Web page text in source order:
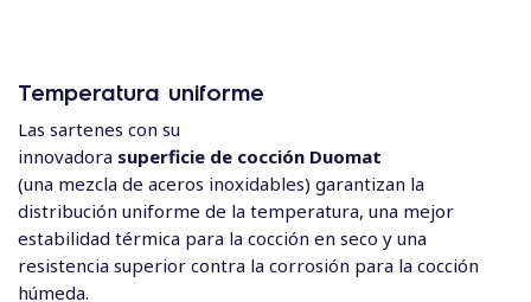
Temperatura uniforme
Las sartenes con su
innovadora superficie de cocción Duomat
(una mezcla de aceros inoxidables) garantizan la
distribución uniforme de la temperatura, una mejor
estabilidad térmica para la cocción en seco y una
resistencia superior contra la corrosión para la cocción
húmeda.